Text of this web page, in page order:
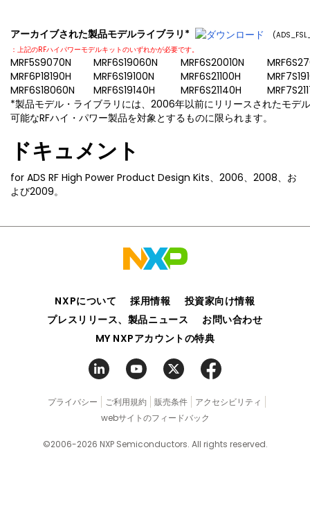
アーカイブされた製品モデルライブラリ*
：上記のRFハイパワーモデルキットのいずれかが必要です。
MRF5S9070N
MRF6P18190H
MRF6S18060N
MRF6S19060N
MRF6S19100N
MRF6S19140H
MRF6S20010N
MRF6S21100H
MRF6S21140H
*製品モデル・ライブラリには、2006年以前にリリースされたモデ
可能なRFハイ・パワー製品を対象とするものに限られます。
ドキュメント
for ADS RF High Power Product Design Kits、2006、2008、お
よび2009。
NXPについて 採用情報
投資家向け情報
プレスリリース、製品ニュース
お問い合わせ
MY NXPアカウントの特典
プライバシー ご利用規約 販売条件
アクセシビリティ
webサイトのフィードバック
©2006-2026 NXP Semiconductors. All rights reserved.